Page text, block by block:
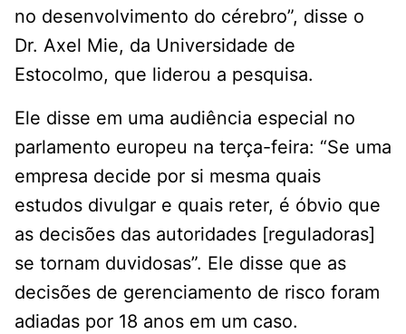
no desenvolvimento do cérebro”, disse o
Dr. Axel Mie, da Universidade de
Estocolmo, que liderou a pesquisa.
Ele disse em uma audiência especial no
parlamento europeu na terça-feira: “Se uma
empresa decide por si mesma quais
estudos divulgar e quais reter, é óbvio que
as decisões das autoridades [reguladoras]
se tornam duvidosas”. Ele disse que as
decisões de gerenciamento de risco foram
adiadas por 18 anos em um caso.